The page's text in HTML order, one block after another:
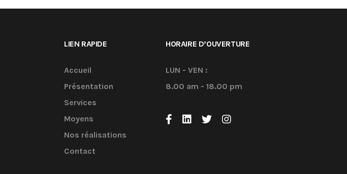
LIEN RAPIDE
Accueil
Présentation
Services
Moyens
Nos réalisations
Contact
HORAIRE D’OUVERTURE
LUN - VEN :
8.00 am - 18.00 pm